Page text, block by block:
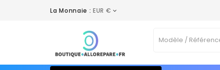
La Monnaie : EUR €